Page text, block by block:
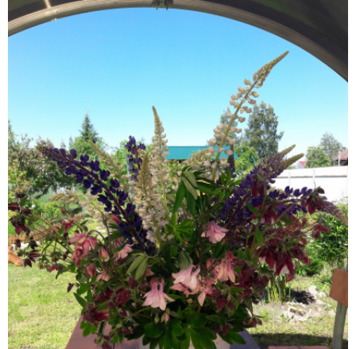
Главная
Подписчики 66
Все публикации 104
Фото 90
Сейчас обсуждают